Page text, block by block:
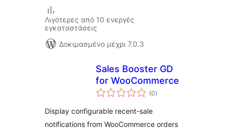
Λιγότερες από 10 ενεργές
εγκαταστάσεις
Δοκιμασμένο μέχρι 7.0.3
Sales Booster GD
for WooCommerce
(0αξιολογήσεις
σύνολο
)
Display configurable recent-sale
notifications from WooCommerce orders